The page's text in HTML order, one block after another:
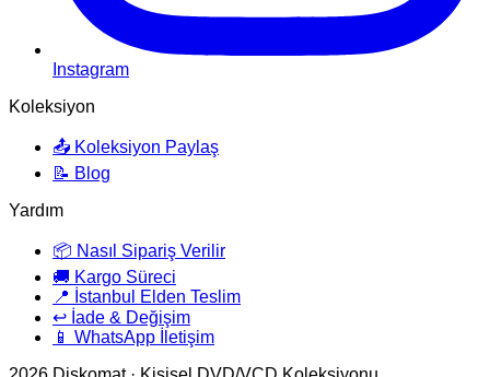
Instagram
Koleksiyon
📤 Koleksiyon Paylaş
📝 Blog
Yardım
📦 Nasıl Sipariş Verilir
🚚 Kargo Süreci
📍 İstanbul Elden Teslim
↩️ İade & Değişim
📱 WhatsApp İletişim